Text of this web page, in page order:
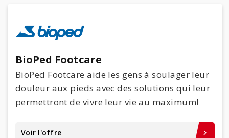
BioPed Footcare
BioPed Footcare aide les gens à soulager leur
douleur aux pieds avec des solutions qui leur
permettront de vivre leur vie au maximum!
Voir l'offre keyboard_arrow_right